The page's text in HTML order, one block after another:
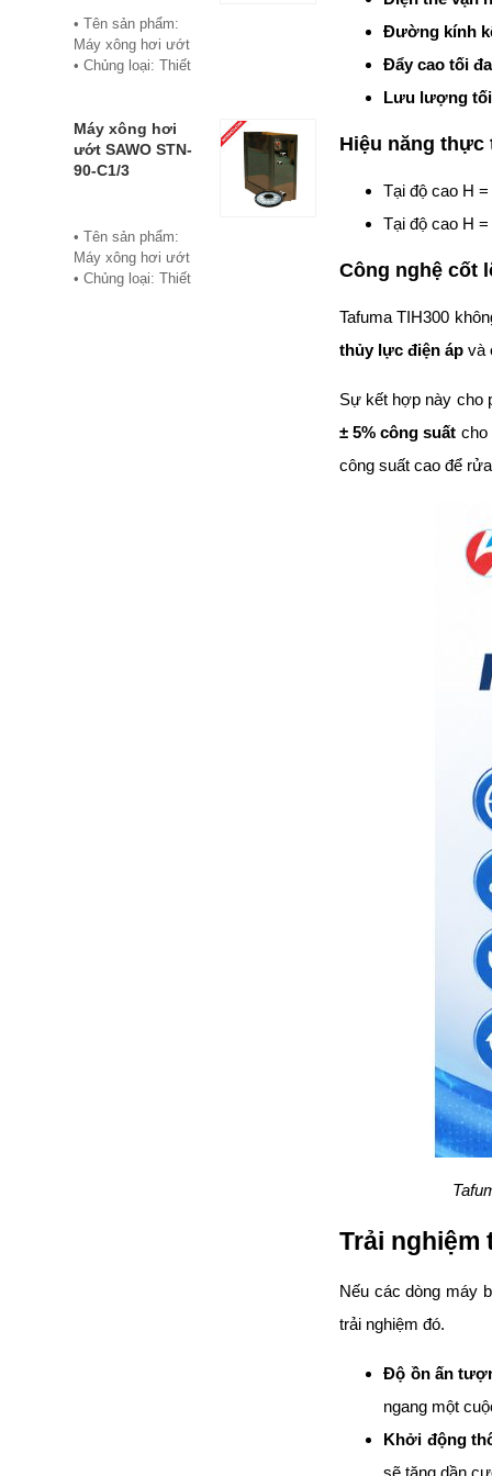
Đường kính
Đẩy cao tối
Lưu lượng tối
Hiệu năng thực
Tại độ cao H
Tại độ cao H
Công nghệ cốt
Tafuma TIH300
thủy lực điện áp và
Sự kết hợp này cho
± 5% công suất cho
công suất cao để
Trải nghiệm
Nếu các dòng máy
trải nghiệm đó.
Độ ồn ấn
ngang một
Khởi động
• Bảo hành: 12
tháng
• Đơn vị phân phối:
• Tên sản phẩm:
Máy xông hơi ướt
• Chủng loại: Thiết
Sawo
• Xuất xứ:
Philippine
• Có bảng điều
khiển điện tử hiển
thị số, cho phép cài
Máy xông hơi
ướt SAWO STN-
90-C1/3
• Tên sản phẩm:
Máy xông hơi ướt
• Chủng loại: Thiết